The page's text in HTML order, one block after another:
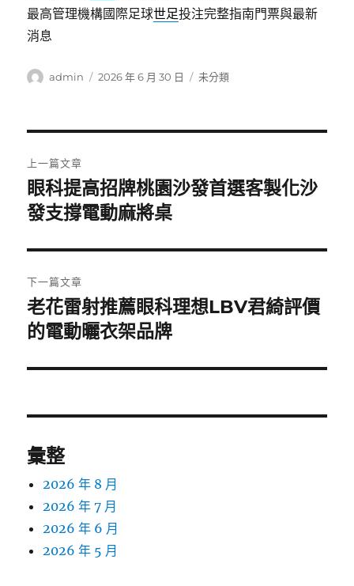
最高管理機構國際足球世足投注完整指南門票與最新
消息
作
admin
發
2026 年 6 月 30 日
分
未分類
章
導
覽
上一篇文章
上
一
文
章:
眼科提高招牌桃園沙發首選客製化沙
發支撐電動麻將桌
下一篇文章
下
一
文
老花雷射推薦眼科理想LBV君綺評價
的電動曬衣架品牌
彙整
2026 年 8 月
2026 年 7 月
2026 年 6 月
2026 年 5 月